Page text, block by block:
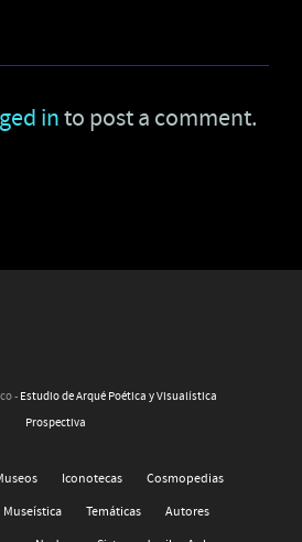
into post a comment.
- Estudio de Arqué Poética y Visualística
Prospectiva
Iconotecas
Cosmopedias
Museística Temáticas
Autores